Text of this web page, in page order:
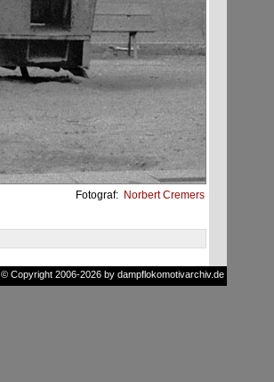
Fotograf: Norbert Cremers
© Copyright 2006-2026 by dampflokomotivarchiv.de